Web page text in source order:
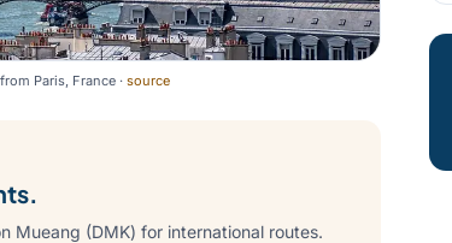
Paris, France · source
Mueang (DMK) for international routes.